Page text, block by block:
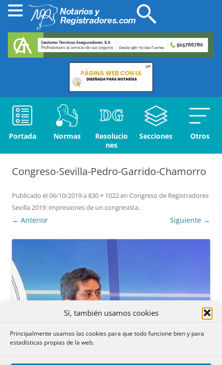
Sí, también usamos cookies
Principalmente usamos las cookies para que todo funcione bien y para
estadísticas propias de la web.
Portada Normas
Resolucio
nes
Secciones Otros
Congreso-Sevilla-Pedro-Garrido-Chamorro
Publicado el06/10/2019a 830 × 1022en Congreso de Registradores
Sevilla 2019: impresiones de un congresista..
← Anterior Siguiente →